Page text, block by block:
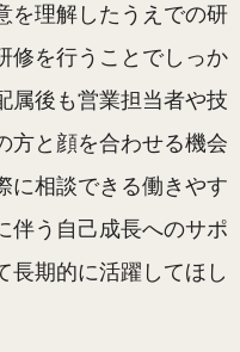
を理解したうえでの研
修を行うことでしっか
属後も営業担当者や技
方と顔を合わせる機会
に相談できる働きやす
伴う自己成長へのサポ
長期的に活躍してほし